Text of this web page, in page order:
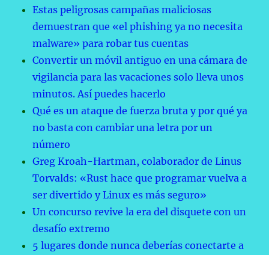
Estas peligrosas campañas maliciosas
demuestran que «el phishing ya no necesita
malware» para robar tus cuentas
Convertir un móvil antiguo en una cámara de
vigilancia para las vacaciones solo lleva unos
minutos. Así puedes hacerlo
Qué es un ataque de fuerza bruta y por qué ya
no basta con cambiar una letra por un
número
Greg Kroah-Hartman, colaborador de Linus
Torvalds: «Rust hace que programar vuelva a
ser divertido y Linux es más seguro»
Un concurso revive la era del disquete con un
desafío extremo
5 lugares donde nunca deberías conectarte a